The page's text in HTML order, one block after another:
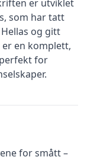
er utviklet
som har tatt
og gitt
en komplett,
for
for smått –